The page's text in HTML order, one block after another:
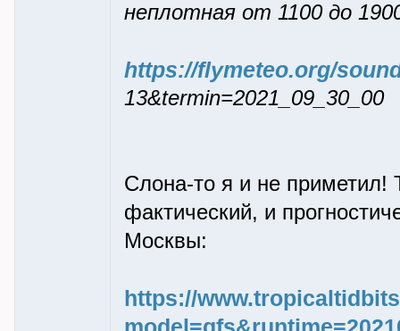
неплотная от 1100 до
https://flymeteo.org/
13&termin=2021_09_30_00
Слона-то я и не приметил!
фактический, и
Москвы:
https://